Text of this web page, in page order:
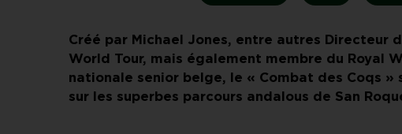
Créé par Michael Jones, entre autres Directeur
World Tour, mais également membre du Royal
nationale senior belge, le « Combat des Coqs »
sur les superbes parcours andalous de San